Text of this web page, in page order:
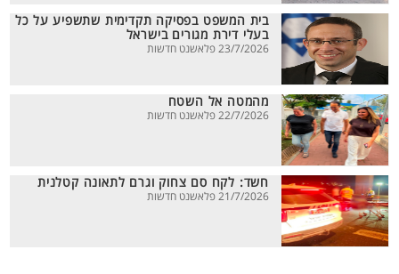
בית המשפט בפסיקה תקדימית שתשפיע על כל
בעלי דירת מגורים בישראל
23/7/2026 פלאשנט חדשות
מהמטה אל השטח
22/7/2026 פלאשנט חדשות
חשד: לקח סם צחוק וגרם לתאונה קטלנית
21/7/2026 פלאשנט חדשות